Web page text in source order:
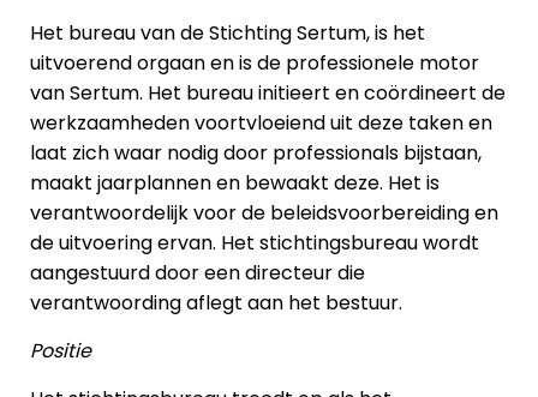
Het bureau van de Stichting Sertum, is het
uitvoerend orgaan en is de professionele motor
van Sertum. Het bureau initieert en coördineert de
werkzaamheden voortvloeiend uit deze taken en
laat zich waar nodig door professionals bijstaan,
maakt jaarplannen en bewaakt deze. Het is
verantwoordelijk voor de beleidsvoorbereiding en
de uitvoering ervan. Het stichtingsbureau wordt
aangestuurd door een directeur die
verantwoording aflegt aan het bestuur.
Positie